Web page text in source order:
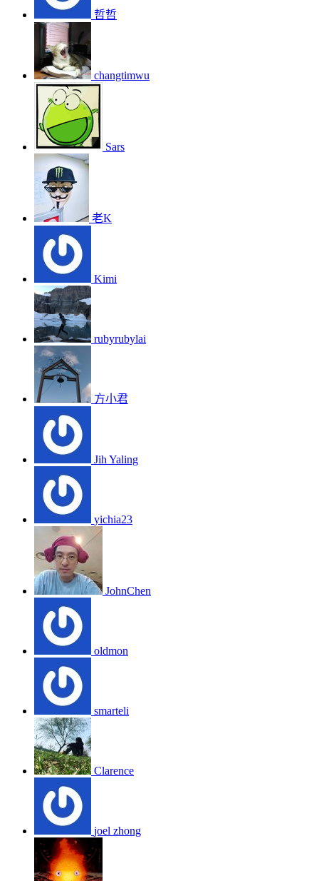
哲哲
changtimwu
Sars
老K
Kimi
rubyrubylai
方小君
Jih Yaling
yichia23
JohnChen
oldmon
smarteli
Clarence
joel zhong